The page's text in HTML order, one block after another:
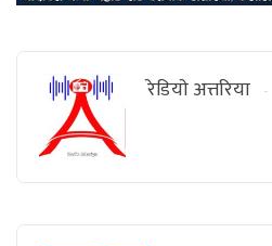
रेडियाे अत्तरिया